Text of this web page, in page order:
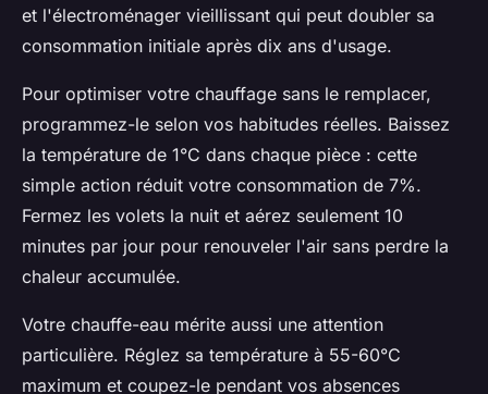
et l'électroménager vieillissant qui peut doubler sa
consommation initiale après dix ans d'usage.
Pour optimiser votre chauffage sans le remplacer,
programmez-le selon vos habitudes réelles. Baissez
la température de 1°C dans chaque pièce : cette
simple action réduit votre consommation de 7%.
Fermez les volets la nuit et aérez seulement 10
minutes par jour pour renouveler l'air sans perdre la
chaleur accumulée.
Votre chauffe-eau mérite aussi une attention
particulière. Réglez sa température à 55-60°C
maximum et coupez-le pendant vos absences